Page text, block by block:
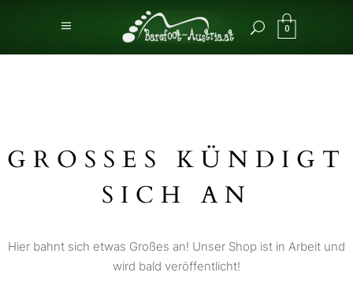
0
GROSSES KÜNDIGT S
ICH AN
Hier bahnt sich etwas Großes an! Unser Shop ist in Arbeit und
wird bald veröffentlicht!